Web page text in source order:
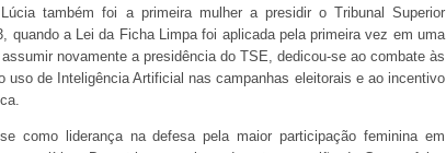
também foi a primeira mulher a presidir o Tribunal Superior
quando a Lei da Ficha Limpa foi aplicada pela primeira vez em uma
novamente a presidência do TSE, dedicou-se ao combate às
uso de Inteligência Artificial nas campanhas eleitorais e ao incentivo
como liderança na defesa pela maior participação feminina em